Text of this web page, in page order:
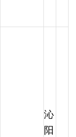
沁
阳